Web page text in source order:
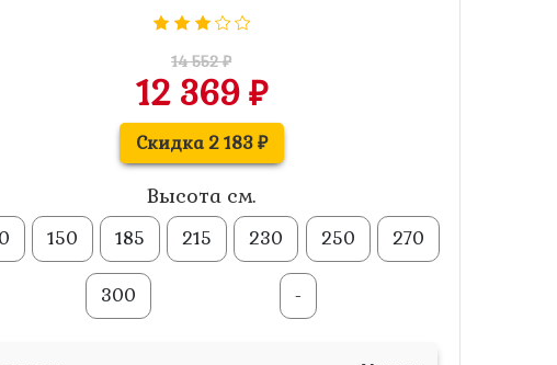
14 552 ₽
12 369 ₽
Скидка 2 183 ₽
Высота см.
150 185 215 230 250 270
300 -